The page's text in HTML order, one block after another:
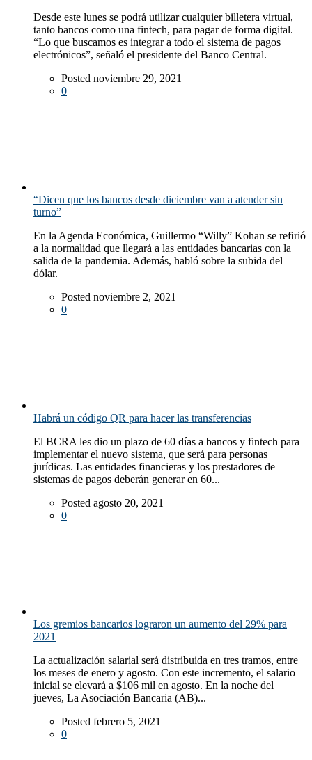
Desde este lunes se podrá utilizar cualquier billetera virtual,
tanto bancos como una fintech, para pagar de forma digital.
“Lo que buscamos es integrar a todo el sistema de pagos
electrónicos”, señaló el presidente del Banco Central.
Posted noviembre 29, 2021
0
“Dicen que los bancos desde diciembre van a atender sin
turno”
En la Agenda Económica, Guillermo “Willy” Kohan se refirió
a la normalidad que llegará a las entidades bancarias con la
salida de la pandemia. Además, habló sobre la subida del
dólar.
Posted noviembre 2, 2021
0
Habrá un código QR para hacer las transferencias
El BCRA les dio un plazo de 60 días a bancos y fintech para
implementar el nuevo sistema, que será para personas
jurídicas. Las entidades financieras y los prestadores de
sistemas de pagos deberán generar en 60...
Posted agosto 20, 2021
0
Los gremios bancarios lograron un aumento del 29% para
2021
La actualización salarial será distribuida en tres tramos, entre
los meses de enero y agosto. Con este incremento, el salario
inicial se elevará a $106 mil en agosto. En la noche del
jueves, La Asociación Bancaria (AB)...
Posted febrero 5, 2021
0